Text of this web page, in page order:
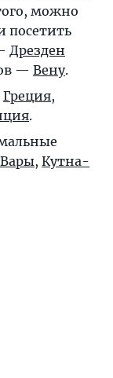
можно
посетить
Дрезден
— Вену.
Греция,
.
, Кутна-